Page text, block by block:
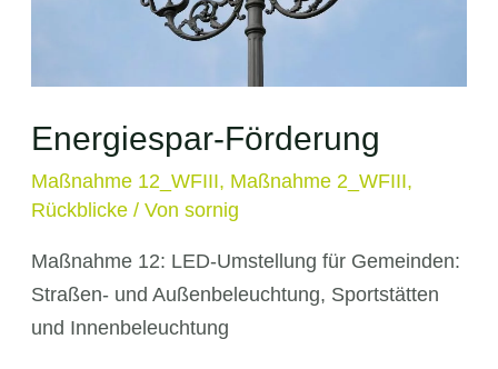
Energiespar-Förderung
Maßnahme 12_WFIII, Maßnahme 2_WFIII,
Rückblicke/ Von sornig
Maßnahme 12: LED-Umstellung für Gemeinden:
Straßen- und Außenbeleuchtung, Sportstätten
und Innenbeleuchtung